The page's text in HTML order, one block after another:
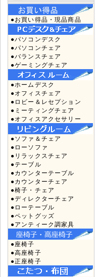
●お買い得品・現品商品
●パソコンデスク
●パソコンチェア
●バランスチェア
●ゲーミングチェア
●ホームデスク
●オフィスチェア
●ロビー＆レセプション
●ミーティングチェア
●オフィスアクセサリー
●ソファ＆チェア
●ローソファ
●リラックスチェア
●テーブル
●カウンターテーブル
●カウンターチェア
●椅子・チェア
●ディレクターチェア
●ローテーブル
●ペットグッズ
●アンティーク調家具
●座椅子
●高座椅子
●正座椅子